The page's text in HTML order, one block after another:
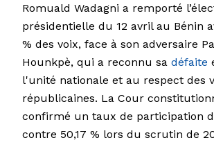
Romuald Wadagni a remporté
présidentielle du 12 avril au Bénin
% des voix, face à son adversaire
Hounkpè, qui a reconnu sa défaite
l'unité nationale et au respect des
républicaines. La Cour
confirmé un taux de participation
contre 50,17 % lors du scrutin de